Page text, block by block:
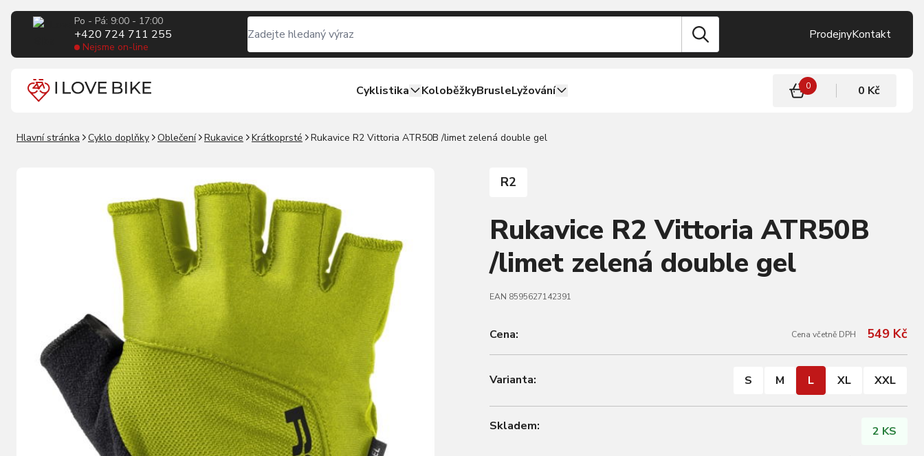
Po - Pá: 9:00 - 17:00
+420 724 711 255
Nejsme on-line
ProdejnyKontakt
Cyklistika KoloběžkyBrusleLyžování 0 0 Kč
Hlavní stránka Cyklo doplňky Oblečení Rukavice Krátkoprsté Rukavice R2 Vittoria ATR50B /limet zelená double gel
R2
Rukavice R2 Vittoria ATR50B
/limet zelená double gel
EAN 8595627142391
Cena: Cena včetně DPH 549 Kč
Varianta: S M L XL XXL
Skladem: 2 KS